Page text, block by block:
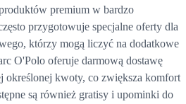
premium w bardzo
przygotowuje specjalne oferty dla
którzy mogą liczyć na dodatkowe
O'Polo oferuje darmową dostawę
określonej kwoty, co zwiększa komfort
są również gratisy i upominki do